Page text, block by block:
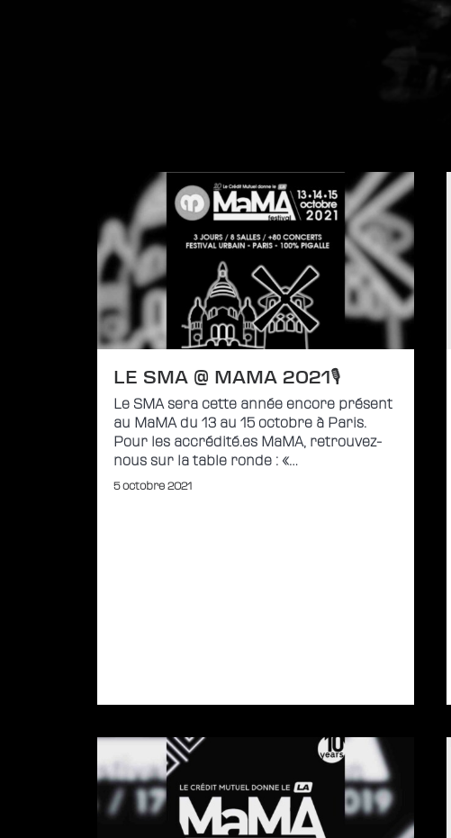
LE SMA @ MAMA 2021🎙
Le SMA sera cette année encore présent
au MaMA du 13 au 15 octobre à Paris.
Pour les accrédité.es MaMA, retrouvez-
nous sur la table ronde : «…
5 octobre 2021